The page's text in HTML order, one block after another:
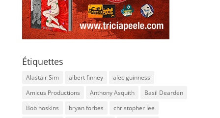
Étiquettes
Alastair Sim albert finney
alec guinness
Amicus Productions
Anthony Asquith
Basil Dearden
Bob hoskins
bryan forbes
christopher lee